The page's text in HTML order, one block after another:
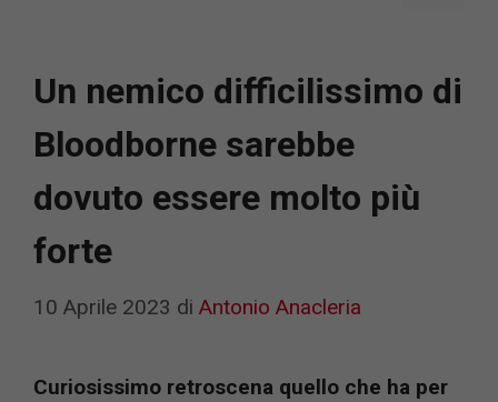
Un nemico difficilissimo di
Bloodborne sarebbe
dovuto essere molto più
forte
10 Aprile 2023 di Antonio Anacleria
Curiosissimo retroscena quello che ha per